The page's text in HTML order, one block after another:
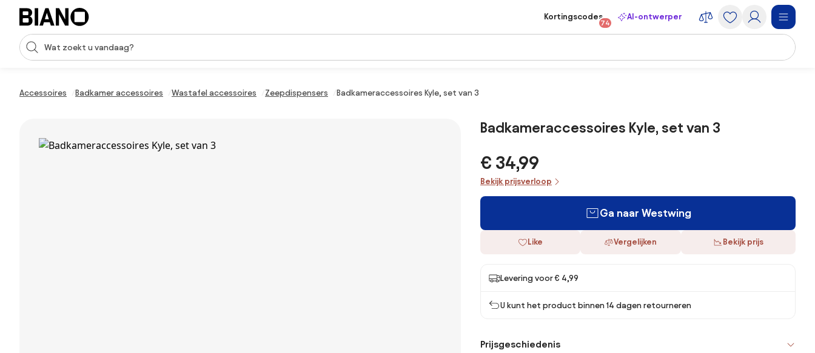
Navigatie overslaan, naar inhoud springen
Zoekopdracht invoeren
Kortingscodes
74
AI-ontwerper
Accessoires Badkamer accessoires Wastafel accessoires Zeepdispensers Badkameraccessoires Kyle, set van 3
Badkameraccessoires Kyle, set van 3
€ 34,99
Bekijk prijsverloop
Ga naar Westwing
Like Vergelijken Bekijk prijs
Levering voor € 4,99
U kunt het product binnen 14 dagen retourneren
Prijsgeschiedenis